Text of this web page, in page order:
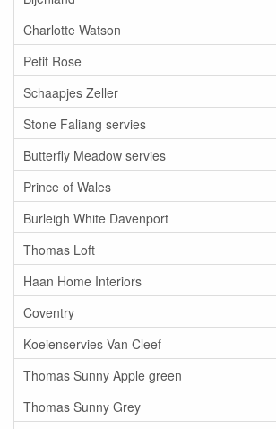
Charlotte Watson
Petit Rose
Schaapjes Zeller
Stone Faliang servies
Butterfly Meadow servies
Prince of Wales
Burleigh White Davenport
Thomas Loft
Haan Home Interiors
Coventry
Koeienservies Van Cleef
Thomas Sunny Apple green
Thomas Sunny Grey